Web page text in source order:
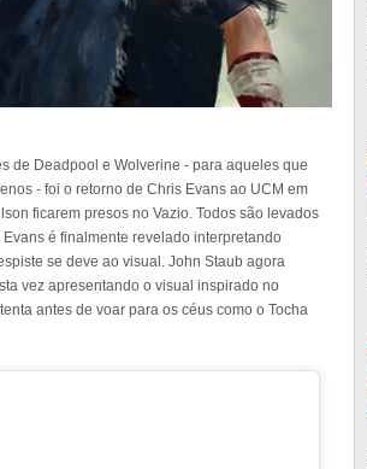
de Deadpool e Wolverine - para aqueles que
- foi o retorno de Chris Evans ao UCM em
ficarem presos no Vazio. Todos são levados
é finalmente revelado interpretando
se deve ao visual. John Staub agora
vez apresentando o visual inspirado no
antes de voar para os céus como o Tocha